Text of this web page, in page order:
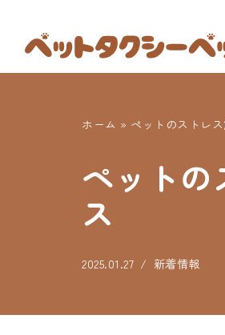
コ
ホーム » ペットのストレ
ペット
ス
2025.01.27 新着情報